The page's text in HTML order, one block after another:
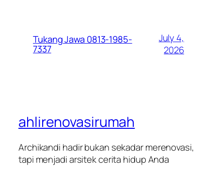
Tukang Jawa 0813-1985-
7337
July 4,
2026
ahlirenovasirumah
Archikandi hadir bukan sekadar merenovasi,
tapi menjadi arsitek cerita hidup Anda